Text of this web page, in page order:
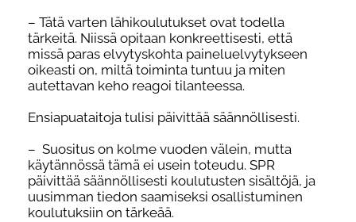
– Tätä varten lähikoulutukset ovat todella
tärkeitä. Niissä opitaan konkreettisesti, että
missä paras elvytyskohta paineluelvytykseen
oikeasti on, miltä toiminta tuntuu ja miten
autettavan keho reagoi tilanteessa.
Ensiapuataitoja tulisi päivittää säännöllisesti.
– Suositus on kolme vuoden välein, mutta
käytännössä tämä ei usein toteudu. SPR
päivittää säännöllisesti koulutusten sisältöjä, ja
uusimman tiedon saamiseksi osallistuminen
koulutuksiin on tärkeää.